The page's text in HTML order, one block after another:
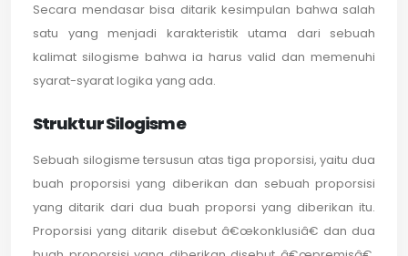
Secara mendasar bisa ditarik kesimpulan bahwa salah
satu yang menjadi karakteristik utama dari sebuah
kalimat silogisme bahwa ia harus valid dan memenuhi
syarat-syarat logika yang ada.
Struktur Silogisme
Sebuah silogisme tersusun atas tiga proporsisi, yaitu dua
buah proporsisi yang diberikan dan sebuah proporsisi
yang ditarik dari dua buah proporsi yang diberikan itu.
Proporsisi yang ditarik disebut â€œkonklusiâ€ dan dua